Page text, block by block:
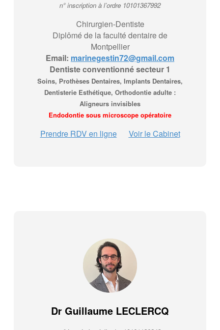
n° inscription à l’ordre 10101367992
Chirurgien-Dentiste
Diplômé de la faculté dentaire de
Montpellier
Email: marinegestin72@gmail.com
Dentiste conventionné secteur 1
Soins, Prothèses Dentaires, Implants Dentaires,
Dentisterie Esthétique, Orthodontie adulte :
Aligneurs invisibles
Endodontie sous microscope opératoire
Prendre RDV en ligne Voir le Cabinet
Dr Guillaume LECLERCQ